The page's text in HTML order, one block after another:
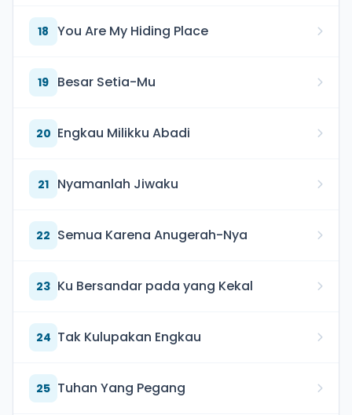
18 You Are My Hiding Place
19 Besar Setia-Mu
20 Engkau Milikku Abadi
21 Nyamanlah Jiwaku
22 Semua Karena Anugerah-Nya
23 Ku Bersandar pada yang Kekal
24 Tak Kulupakan Engkau
25 Tuhan Yang Pegang